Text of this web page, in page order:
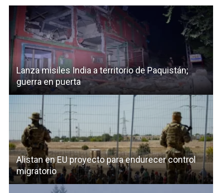
Lanza misiles India a territorio de Paquistán;
guerra en puerta
Alistan en EU proyecto para endurecer control
migratorio